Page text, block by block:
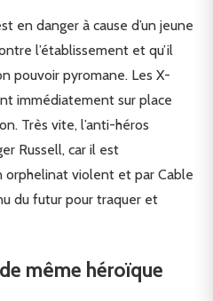
en danger à cause d’un jeune
l’établissement et qu’il
pouvoir pyromane. Les X-
immédiatement sur place
Très vite, l’anti-héros
Russell, car il est
orphelinat violent et par Cable
du futur pour traquer et
même héroïque